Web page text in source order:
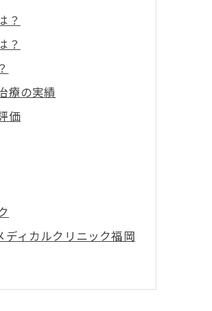
？
？
療の実績
価
ディカルクリニック福岡